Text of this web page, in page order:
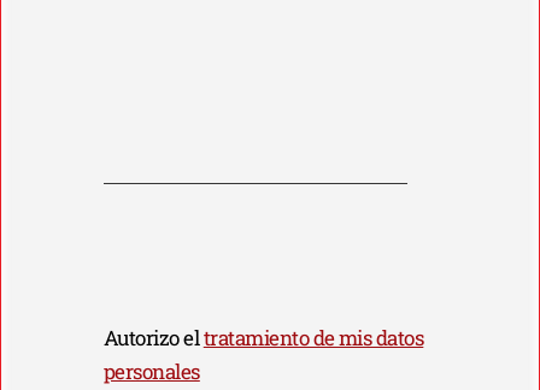
Autorizo eltratamiento de mis datos
personales